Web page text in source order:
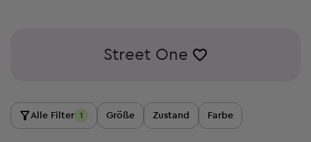
Street One
Alle Filter 1 Größe Zustand Farbe